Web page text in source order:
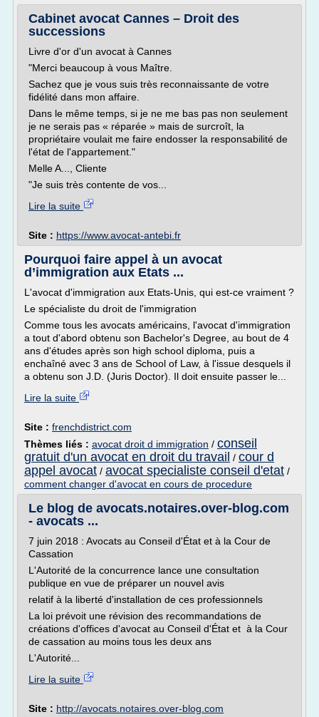
Cabinet avocat Cannes – Droit des
successions
Livre d'or d'un avocat à Cannes
"Merci beaucoup à vous Maître.
Sachez que je vous suis très reconnaissante de votre
fidélité dans mon affaire.
Dans le même temps, si je ne me bas pas non seulement
je ne serais pas « réparée » mais de surcroît, la
propriétaire voulait me faire endosser la responsabilité de
l'état de l'appartement."
Melle A..., Cliente
"Je suis très contente de vos...
Lire la suite
Site : https://www.avocat-antebi.fr
Pourquoi faire appel à un avocat
d’immigration aux Etats ...
L'avocat d'immigration aux Etats-Unis, qui est-ce vraiment ?
Le spécialiste du droit de l'immigration
Comme tous les avocats américains, l'avocat d'immigration
a tout d'abord obtenu son Bachelor's Degree, au bout de 4
ans d'études après son high school diploma, puis a
enchaîné avec 3 ans de School of Law, à l'issue desquels il
a obtenu son J.D. (Juris Doctor). Il doit ensuite passer le...
Lire la suite
Site : frenchdistrict.com
Thèmes liés : avocat droit d immigration / conseil
gratuit d'un avocat en droit du travail / cour d
appel avocat / avocat specialiste conseil d'etat /
comment changer d'avocat en cours de procedure
Le blog de avocats.notaires.over-blog.com
- avocats ...
7 juin 2018 : Avocats au Conseil d'État et à la Cour de
Cassation
L'Autorité de la concurrence lance une consultation
publique en vue de préparer un nouvel avis
relatif à la liberté d'installation de ces professionnels
La loi prévoit une révision des recommandations de
créations d'offices d'avocat au Conseil d'État et à la Cour
de cassation au moins tous les deux ans
L'Autorité...
Lire la suite
Site : http://avocats.notaires.over-blog.com